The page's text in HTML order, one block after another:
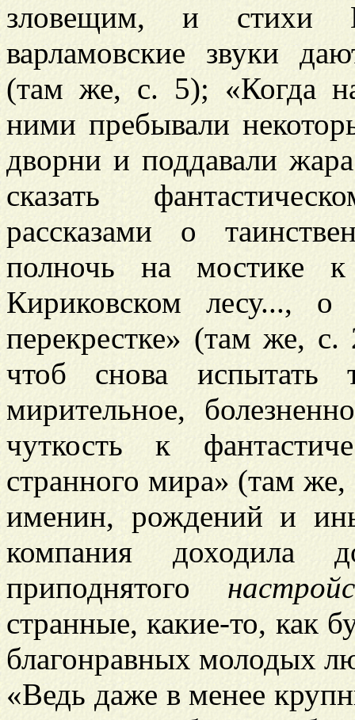
зловещим, и стихи
варламовские звуки
(там же, с. 5); «Когда
ними пребывали
дворни и поддавали
сказать
рассказами о
полночь на мостике
Кириковском лесу..., о
перекрестке» (там же,
чтоб снова
мирительное,
чуткость к
странного мира» (там
именин, рождений и
компания доходила
приподнятого
странные, какие-то, как
благонравных молодых
«Ведь даже в менее